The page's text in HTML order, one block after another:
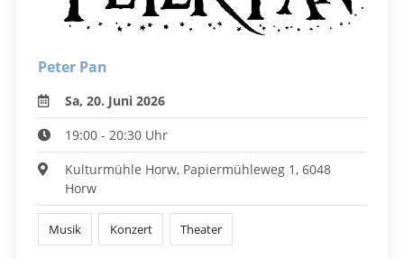
Peter Pan
Sa, 20. Juni 2026
19:00 - 20:30 Uhr
Kulturmühle Horw, Papiermühleweg 1, 6048
Horw
Musik Konzert Theater